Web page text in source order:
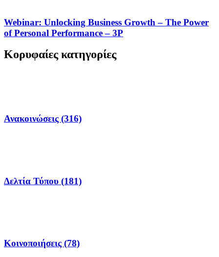
Webinar: Unlocking Business Growth – The Power
of Personal Performance – 3P
Κορυφαίες κατηγορίες
Ανακοινώσεις (316)
Δελτία Τύπου (181)
Κοινοποιήσεις (78)